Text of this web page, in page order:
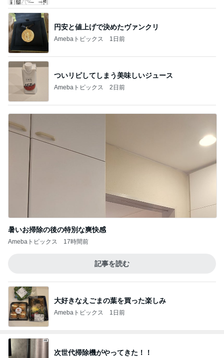
円安と値上げで決めたヴァンクリ
Amebaトピックス 1日前
ついリピしてしまう美味しいジュース
Amebaトピックス 2日前
暑いお掃除の後の特別な爽快感
Amebaトピックス 17時間前
記事を読む
大好きなえごまの葉を買った楽しみ
Amebaトピックス 1日前
次世代掃除機がやってきた！！